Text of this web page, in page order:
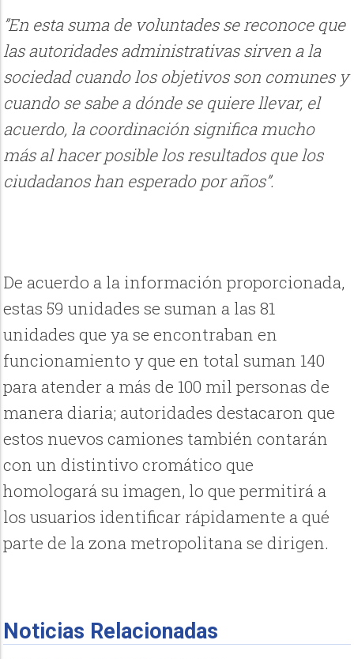
”En esta suma de voluntades se reconoce que
las autoridades administrativas sirven a la
sociedad cuando los objetivos son comunes y
cuando se sabe a dónde se quiere llevar, el
acuerdo, la coordinación significa mucho
más al hacer posible los resultados que los
ciudadanos han esperado por años”.
De acuerdo a la información proporcionada,
estas 59 unidades se suman a las 81
unidades que ya se encontraban en
funcionamiento y que en total suman 140
para atender a más de 100 mil personas de
manera diaria; autoridades destacaron que
estos nuevos camiones también contarán
con un distintivo cromático que
homologará su imagen, lo que permitirá a
los usuarios identificar rápidamente a qué
parte de la zona metropolitana se dirigen.
Noticias Relacionadas